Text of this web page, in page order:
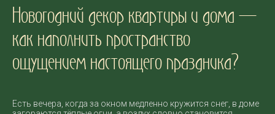
Новогодний декор квартиры и дома —
как наполнить пространство
ощущением настоящего праздника?
Есть вечера, когда за окном медленно кружится снег, в доме